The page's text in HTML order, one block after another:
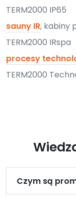
TERM2000 IP65
sauny IR, kabiny
TERM2000 IRspa
procesy
TERM2000
Czym są